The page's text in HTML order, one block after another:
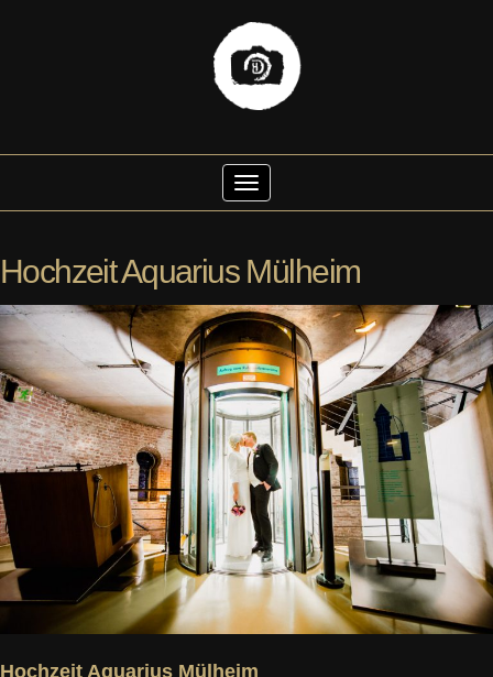
content
Toggle Navigation
Hochzeit Aquarius Mülheim
Hochzeit Aquarius Mülheim